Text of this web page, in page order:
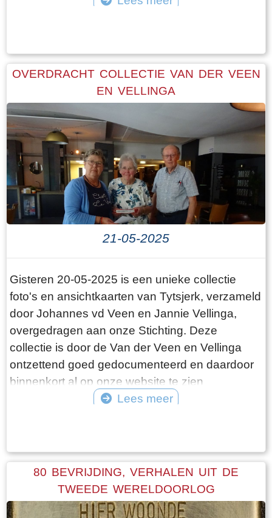
OVERDRACHT COLLECTIE VAN DER VEEN
EN VELLINGA
21-05-2025
Gisteren 20-05-2025 is een unieke collectie
foto's en ansichtkaarten van Tytsjerk, verzameld
door Johannes vd Veen en Jannie Vellinga,
overgedragen aan onze Stichting. Deze
collectie is door de Van der Veen en Vellinga
ontzettend goed gedocumenteerd en daardoor
binnenkort al op onze website te zien
Lees meer
80 BEVRIJDING, VERHALEN UIT DE
TWEEDE WERELDOORLOG